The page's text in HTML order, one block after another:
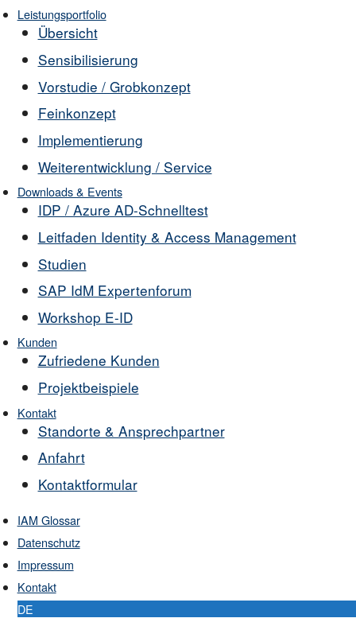
Leistungsportfolio
Übersicht
Sensibilisierung
Vorstudie / Grobkonzept
Feinkonzept
Implementierung
Weiterentwicklung / Service
Downloads & Events
IDP / Azure AD-Schnelltest
Leitfaden Identity & Access Management
Studien
SAP IdM Expertenforum
Workshop E-ID
Kunden
Zufriedene Kunden
Projektbeispiele
Kontakt
Standorte & Ansprechpartner
Anfahrt
Kontaktformular
IAM Glossar
Datenschutz
Impressum
Kontakt
DE